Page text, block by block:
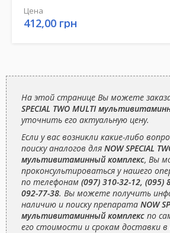
Цена
412,00 грн
На этой странице Вы можете
SPECIAL TWO MULTI
уточнить его актуальную цену.
Если у вас возникли какие-либо
поиску аналогов для NOW SPECIAL
мультивитаминный комплекс, Вы
проконсультироваться у нашего
по телефонам (097) 310-32-12, (095)
092-77-38. Вы можете получить
наличию и поиску препарата NOW
мультивитаминный комплекс по
его стоимости и срокам доставки